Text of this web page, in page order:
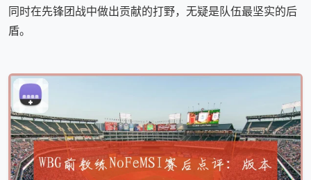
同时在先锋团战中做出贡献的打野，无疑是队伍最坚实的后
盾。